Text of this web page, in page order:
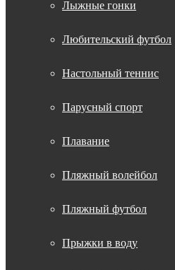
Лыжные гонки
Любительский футбол
Настольный теннис
Парусный спорт
Плавание
Пляжный волейбол
Пляжный футбол
Прыжки в воду